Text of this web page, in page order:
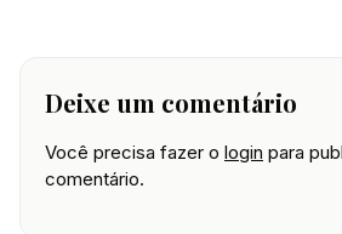
Deixe um comentário
Você precisa fazer o login para
comentário.